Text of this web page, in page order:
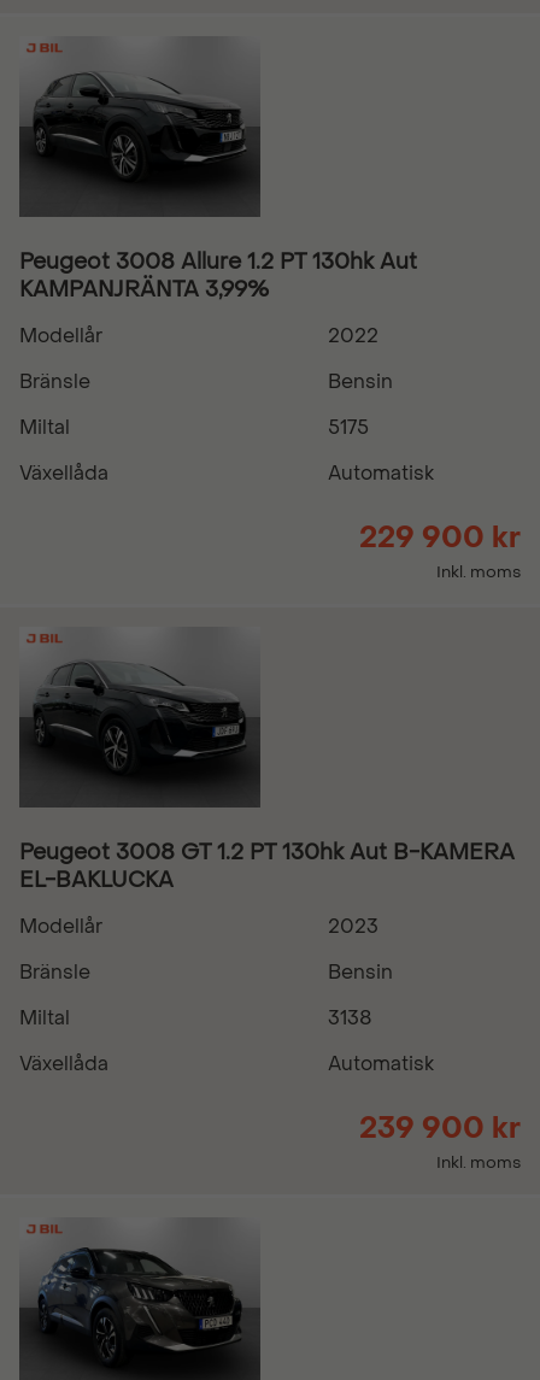
Peugeot 3008 Allure 1.2 PT 130hk Aut
KAMPANJRÄNTA 3,99%
Modellår
2022
Bränsle
Bensin
Miltal
5175
Växellåda
Automatisk
229 900 kr
Inkl. moms
Peugeot 3008 GT 1.2 PT 130hk Aut B-KAMERA
EL-BAKLUCKA
Modellår
2023
Bränsle
Bensin
Miltal
3138
Växellåda
Automatisk
239 900 kr
Inkl. moms